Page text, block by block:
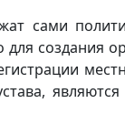
сами
создания